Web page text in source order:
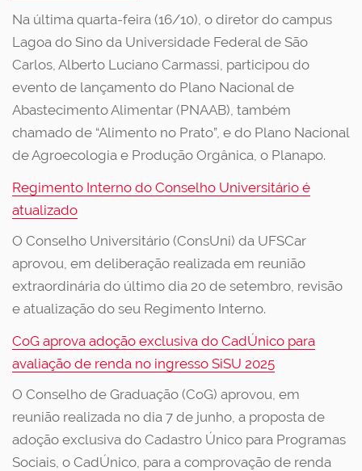
Na última quarta-feira (16/10), o diretor do campus
Lagoa do Sino da Universidade Federal de São
Carlos, Alberto Luciano Carmassi, participou do
evento de lançamento do Plano Nacional de
Abastecimento Alimentar (PNAAB), também
chamado de “Alimento no Prato”, e do Plano Nacional
de Agroecologia e Produção Orgânica, o Planapo.
Regimento Interno do Conselho Universitário é
atualizado
O Conselho Universitário (ConsUni) da UFSCar
aprovou, em deliberação realizada em reunião
extraordinária do último dia 20 de setembro, revisão
e atualização do seu Regimento Interno.
CoG aprova adoção exclusiva do CadÚnico para
avaliação de renda no ingresso SiSU 2025
O Conselho de Graduação (CoG) aprovou, em
reunião realizada no dia 7 de junho, a proposta de
adoção exclusiva do Cadastro Único para Programas
Sociais, o CadÚnico, para a comprovação de renda